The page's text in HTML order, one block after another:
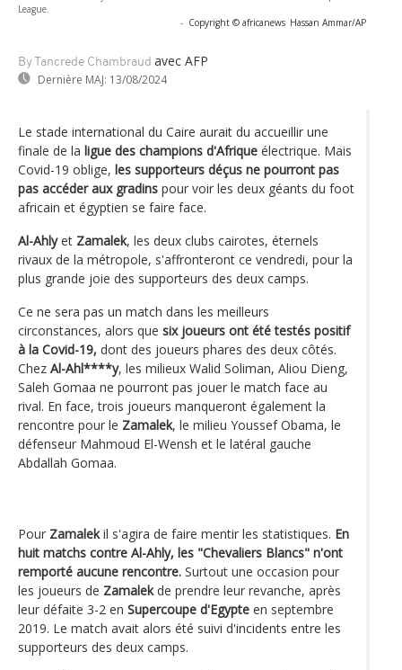
League.
- Copyright © africanews Hassan Ammar/AP
By Tancrede Chambraud avec AFP
Dernière MAJ: 13/08/2024
Le stade international du Caire aurait du accueillir une
finale de la ligue des champions d'Afrique électrique. Mais
Covid-19 oblige, les supporteurs déçus ne pourront pas
pas accéder aux gradins pour voir les deux géants du foot
africain et égyptien se faire face.
Al-Ahlyet Zamalek, les deux clubs cairotes, éternels
rivaux de la métropole, s'affronteront ce vendredi, pour la
plus grande joie des supporteurs des deux camps.
Ce ne sera pas un match dans les meilleurs
circonstances, alors que six joueurs ont été testés positif
à la Covid-19, dont des joueurs phares des deux côtés.
Chez Al-Ahl****y, les milieux Walid Soliman, Aliou Dieng,
Saleh Gomaa ne pourront pas jouer le match face au
rival. En face, trois joueurs manqueront également la
rencontre pour le Zamalek, le milieu Youssef Obama, le
défenseur Mahmoud El-Wensh et le latéral gauche
Abdallah Gomaa.
Pour Zamalekil s'agira de faire mentir les statistiques. En
huit matchs contre Al-Ahly, les "Chevaliers Blancs" n'ont
remporté aucune rencontre. Surtout une occasion pour
les joueurs de Zamalekde prendre leur revanche, après
leur défaite 3-2 en Supercoupe d'Egypte en septembre
2019. Le match avait alors été suivi d'incidents entre les
supporteurs des deux camps.